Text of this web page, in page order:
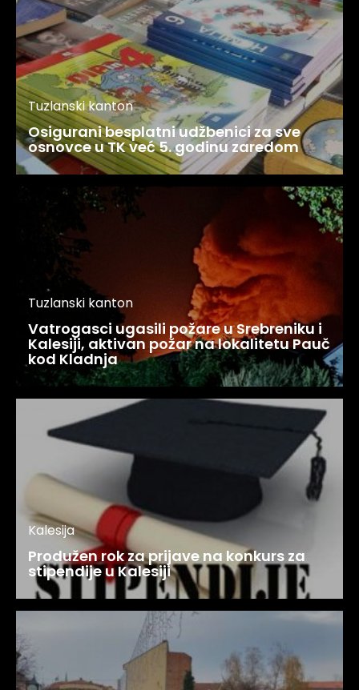
Tuzlanski kanton
Osigurani besplatni udžbenici za sve
osnovce u TK već 5. godinu zaredom
Tuzlanski kanton
Vatrogasci ugasili požare u Srebreniku i
Kalesiji, aktivan požar na lokalitetu Pauč
kod Kladnja
Kalesija
Produžen rok za prijave na konkurs za
stipendije u Kalesiji